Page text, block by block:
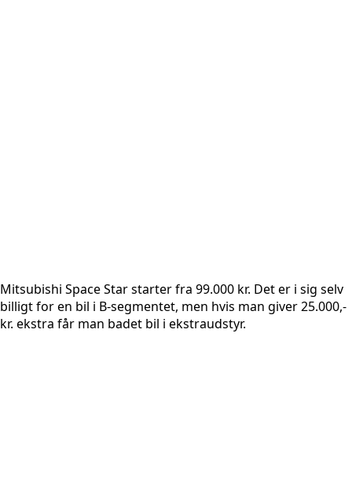
Mitsubishi Space Star starter fra 99.000 kr. Det er i sig selv
billigt for en bil i B-segmentet, men hvis man giver 25.000,-
kr. ekstra får man badet bil i ekstraudstyr.